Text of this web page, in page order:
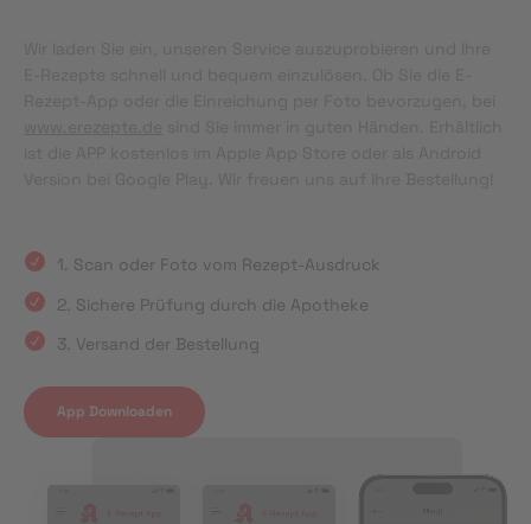
1. Scan oder Foto vom Rezept-Ausdruck
2. Sichere Prüfung durch die Apotheke
3. Versand der Bestellung
App Downloaden